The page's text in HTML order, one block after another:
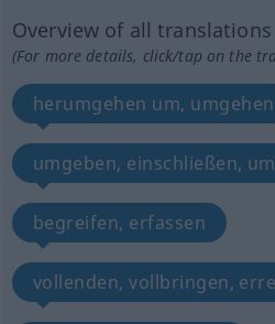
Overview of all translations
(For more details, click/tap on the
herumgehen um, umgehen
umgeben, einschließen,
begreifen, erfassen
vollenden, vollbringen,